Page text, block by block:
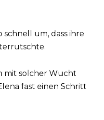
schnell um, dass ihre
mit solcher Wucht
fast einen Schritt